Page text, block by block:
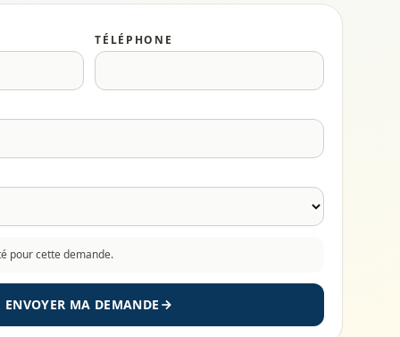
TÉLÉPHONE
pour cette demande.
ENVOYER MA DEMANDE